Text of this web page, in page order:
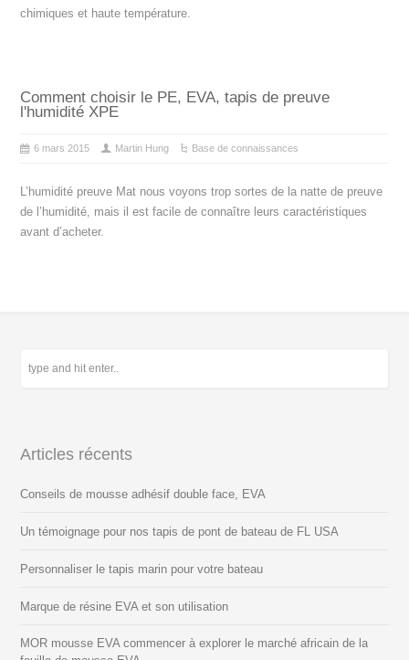
chimiques et haute température.
Comment choisir le PE, EVA, tapis de preuve
l'humidité XPE
6 mars 2015 Martin Hung Base de connaissances
L’humidité preuve Mat nous voyons trop sortes de la natte de preuve
de l’humidité, mais il est facile de connaître leurs caractéristiques
avant d’acheter.
Articles récents
Conseils de mousse adhésif double face, EVA
Un témoignage pour nos tapis de pont de bateau de FL USA
Personnaliser le tapis marin pour votre bateau
Marque de résine EVA et son utilisation
MOR mousse EVA commencer à explorer le marché africain de la